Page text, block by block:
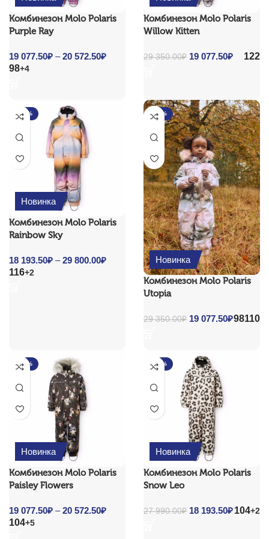
Комбинезон Molo Polaris
Purple Ray
19 077.50₽ – 20 572.50₽
98+4
Комбинезон Molo Polaris
Willow Kitten
29 350.00₽ Original price
19 077.50₽ Current
122
Новинка
-35%
Комбинезон Molo Polaris
Rainbow Sky
18 193.50₽ – 29 800.00₽
116+2
Новинка
-35%
Комбинезон Molo Polaris
Utopia
29 350.00₽ Original price
19 077.50₽Current
98110
Новинка
-35%
Комбинезон Molo Polaris
Paisley Flowers
19 077.50₽ – 20 572.50₽
104+5
Новинка
-35%
Комбинезон Molo Polaris
Snow Leo
27 990.00₽ Original price
18 193.50₽Current
104+2